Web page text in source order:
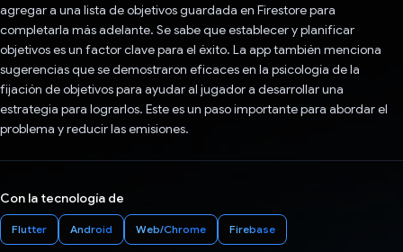
agregar a una lista de objetivos guardada en Firestore para
completarla más adelante. Se sabe que establecer y planificar
objetivos es un factor clave para el éxito. La app también menciona
sugerencias que se demostraron eficaces en la psicología de la
fijación de objetivos para ayudar al jugador a desarrollar una
estrategia para lograrlos. Este es un paso importante para abordar el
problema y reducir las emisiones.
Con la tecnología de
Flutter Android Web/Chrome Firebase